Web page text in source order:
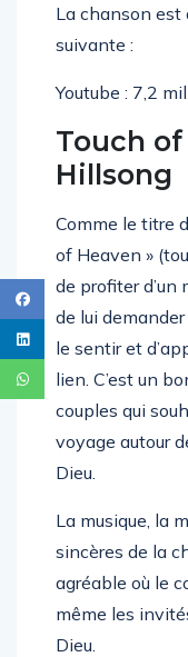
La chanson est
suivante :
Youtube : 7,2
Touch
Hillsong
Comme le titre
of Heaven »
de profiter d’un
de lui
le sentir et
lien. C’est un
couples qui
voyage autour
Dieu.
La musique, la
sincères de la
agréable où le
même les
Dieu.